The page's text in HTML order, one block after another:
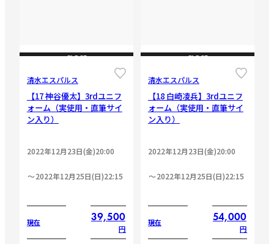
CLOSE
清水エスパルス
【17 神谷優太】3rdユニフ
ォーム（実使用・直筆サイ
ン入り）
2022年12月23日(金)20:00
2022年12月25日(日)22:15
現在 39,500
円
CLOSE
清水エスパルス
【18 白崎凌兵】3rdユニフ
ォーム（実使用・直筆サイ
ン入り）
2022年12月23日(金)20:00
2022年12月25日(日)22:15
現在 54,000
円